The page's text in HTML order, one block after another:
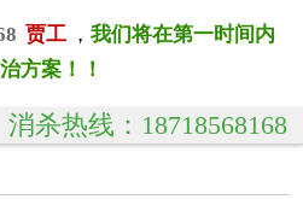
贾工 ， 我们将在第一时间内
方案！！
消杀热线：18718568168